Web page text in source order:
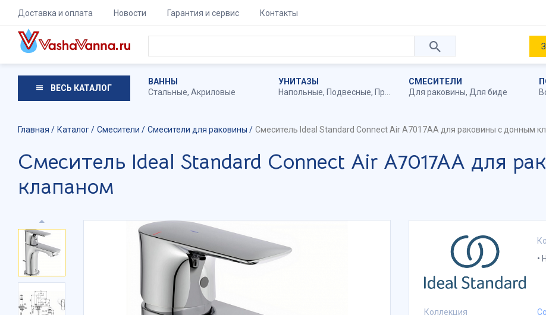
Доставка и оплата Новости Гарантия и сервис Контакты
ВЕСЬ КАТАЛОГ
ВАННЫ
Стальные, Акриловые
УНИТАЗЫ
Напольные, Подвесные, Приставные
СМЕСИТЕЛИ
Для раковины, Для биде
Главная Каталог Смесители Смесители для раковины Смеситель Ideal Standard Connect Air A7017AA для раковины с донным
Смеситель Ideal Standard Connect Air A7017AA для
клапаном
Коллекция